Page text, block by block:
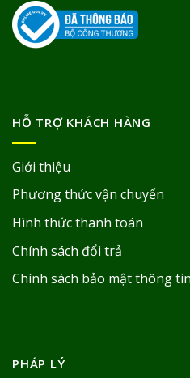
HỖ TRỢ KHÁCH HÀNG
Giới thiệu
Phương thức vận chuyển
Hình thức thanh toán
Chính sách đổi trả
Chính sách bảo mật thông tin
PHÁP LÝ